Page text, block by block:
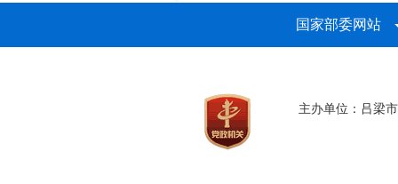
国家部委网站
主办单位：吕梁